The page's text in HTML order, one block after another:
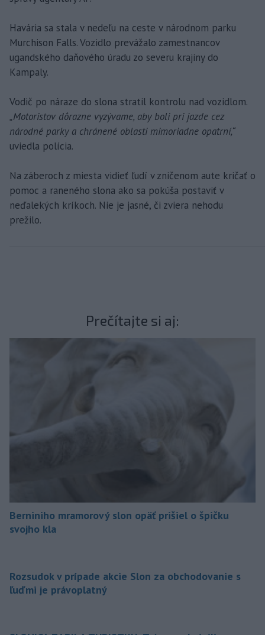
Havária sa stala v nedeľu na ceste v národnom parku
Murchison Falls. Vozidlo prevážalo zamestnancov
ugandského daňového úradu zo severu krajiny do
Kampaly.
Vodič po náraze do slona stratil kontrolu nad vozidlom.
„Motoristov dôrazne vyzývame, aby boli pri jazde cez
národné parky a chránené oblasti mimoriadne opatrní,“
uviedla polícia.
Na záberoch z miesta vidieť ľudí v zničenom aute kričať o
pomoc a raneného slona ako sa pokúša postaviť v
neďalekých kríkoch. Nie je jasné, či zviera nehodu
prežilo.
Prečítajte si aj:
Berniniho mramorový slon opäť prišiel o špičku
svojho kla
Rozsudok v prípade akcie Slon za obchodovanie s
ľuďmi je právoplatný